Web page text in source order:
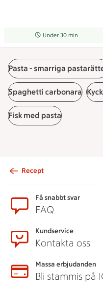
Receptet tar Under 30
Under 30 min
Pasta - smarriga
Spaghetti carbonara
Fisk med pasta
Recept
Få snabbt svar
FAQ
Kundservice
Kontakta oss
Massa erbjudanden
Bli stammis på